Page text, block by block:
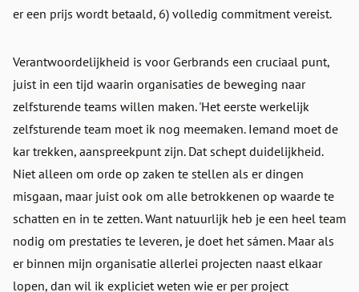
er een prijs wordt betaald, 6) volledig commitment vereist.
Verantwoordelijkheid is voor Gerbrands een cruciaal punt,
juist in een tijd waarin organisaties de beweging naar
zelfsturende teams willen maken. 'Het eerste werkelijk
zelfsturende team moet ik nog meemaken. Iemand moet de
kar trekken, aanspreekpunt zijn. Dat schept duidelijkheid.
Niet alleen om orde op zaken te stellen als er dingen
misgaan, maar juist ook om alle betrokkenen op waarde te
schatten en in te zetten. Want natuurlijk heb je een heel team
nodig om prestaties te leveren, je doet het sámen. Maar als
er binnen mijn organisatie allerlei projecten naast elkaar
lopen, dan wil ik expliciet weten wie er per project